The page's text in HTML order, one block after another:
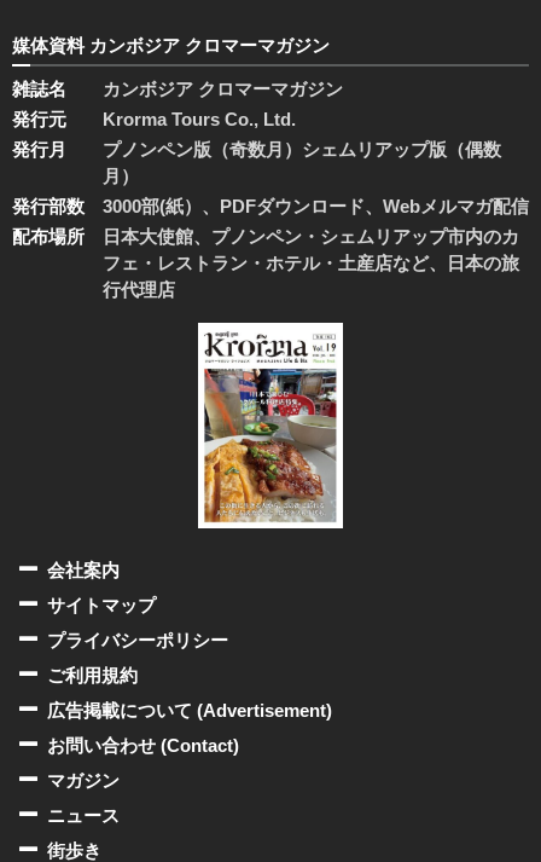
媒体資料 カンボジア クロマーマガジン
雑誌名
カンボジア クロマーマガジン
発行元
Krorma Tours Co., Ltd.
発行月
プノンペン版（奇数月）シェムリアップ版（偶数
月）
発行部数
3000部(紙）、PDFダウンロード、Webメルマガ配信
配布場所
日本大使館、プノンペン・シェムリアップ市内のカ
フェ・レストラン・ホテル・土産店など、日本の旅
行代理店
会社案内
サイトマップ
プライバシーポリシー
ご利用規約
広告掲載について (Advertisement)
お問い合わせ (Contact)
マガジン
ニュース
街歩き